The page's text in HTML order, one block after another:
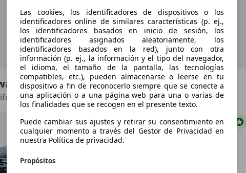
Tiguan
DSG 110kW
€ 24.495 Súperoferta
Las cookies, los identificadores de dispositivos o los
identificadores online de similares características (p. ej.,
los identificadores basados en inicio de sesión, los
identificadores asignados aleatoriamente, los
identificadores basados en la red), junto con otra
información (p. ej., la información y el tipo del navegador,
el idioma, el tamaño de la pantalla, las tecnologías
compatibles, etc.), pueden almacenarse o leerse en tu
dispositivo a fin de reconocerlo siempre que se conecte a
una aplicación o a una página web para una o varias de
los finalidades que se recogen en el presente texto.
Puede cambiar sus ajustes y retirar su consentimiento en
cualquier momento a través del Gestor de Privacidad en
nuestra Política de privacidad.
Propósitos